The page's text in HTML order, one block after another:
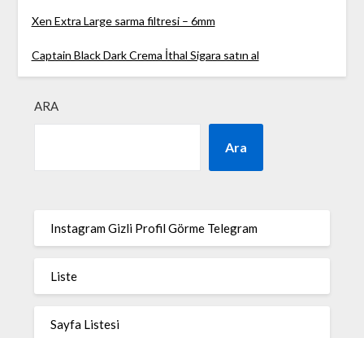
Xen Extra Large sarma filtresi – 6mm
Captain Black Dark Crema İthal Sigara satın al
ARA
Ara
Instagram Gizli Profil Görme Telegram
Liste
Sayfa Listesi